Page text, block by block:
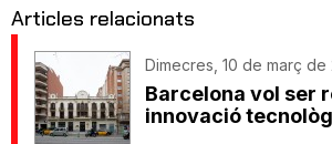
Articles relacionats
Dimecres, 10 de març de
Barcelona vol ser
innovació